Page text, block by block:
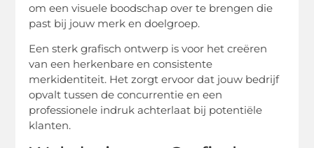
om een visuele boodschap over te brengen die
past bij jouw merk en doelgroep.
Een sterk grafisch ontwerp is voor het creëren
van een herkenbare en consistente
merkidentiteit. Het zorgt ervoor dat jouw bedrijf
opvalt tussen de concurrentie en een
professionele indruk achterlaat bij potentiële
klanten.